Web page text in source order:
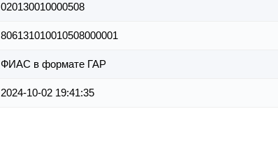
020130010000508
806131010010508000001
ФИАС в формате ГАР
2024-10-02 19:41:35